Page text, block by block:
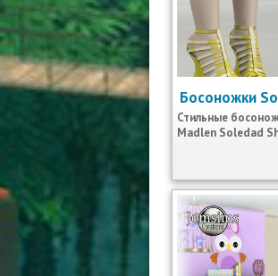
Босоножки
Стильные
Madlen Soledad